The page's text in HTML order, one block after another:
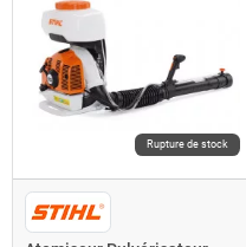
Rupture de stock